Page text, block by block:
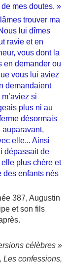
mes doutes. »
trouver ma
lui dîmes
ravie et en
vous dont la
en demander ou
vous lui aviez
demandaient
si
plus ni au
désormais
auparavant,
elle... Ainsi
dépassait de
plus chère et
des enfants nés
387, Augustin
et son fils
célèbres »
, Les confessions,